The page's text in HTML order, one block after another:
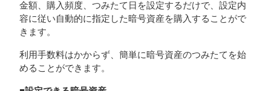
金額、購入頻度、つみたて日を設定するだけで、設定内
容に従い自動的に指定した暗号資産を購入することがで
きます。
利用手数料はかからず、簡単に暗号資産のつみたてを始
めることができます。